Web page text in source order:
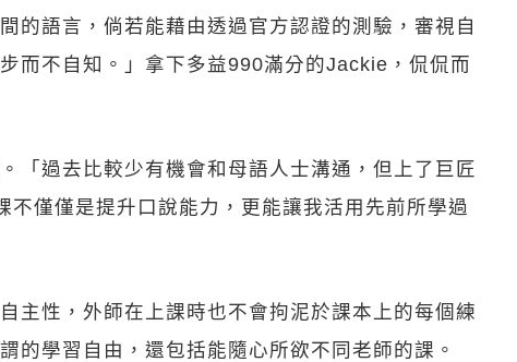
語言，倘若能藉由透過官方認證的測驗，審視自
而不自知。」拿下多益990滿分的Jackie，侃侃而
過去比較少有機會和母語人士溝通，但上了巨匠
僅僅是提升口說能力，更能讓我活用先前所學過
性，外師在上課時也不會拘泥於課本上的每個練
的學習自由，還包括能隨心所欲不同老師的課。